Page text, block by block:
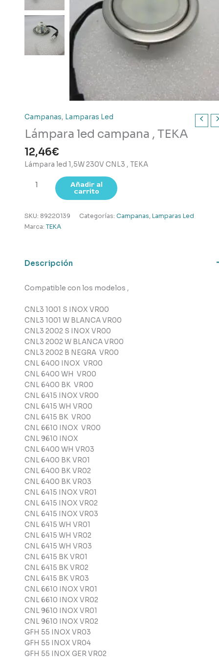
Campanas, Lamparas Led
Lámpara led campana , TEKA
12,46€
Lámpara led 1,5W 230V CNL3 , TEKA
Lámpara
,
TEKA
Añadir al
carrito
SKU: 89220139 Categorías: Campanas, Lamparas Led
Marca: TEKA
Descripción
Compatible con los modelos ,
CNL3 1001 S INOX VR00
CNL3 1001 W BLANCA VR00
CNL3 2002 S INOX VR00
CNL3 2002 W BLANCA VR00
CNL3 2002 B NEGRA VR00
CNL 6400 INOX VR00
CNL 6400 WH VR00
CNL 6400 BK VR00
CNL 6415 INOX VR00
CNL 6415 WH VR00
CNL 6415 BK VR00
CNL 6610 INOX VR00
CNL 9610 INOX
CNL 6400 WH VR03
CNL 6400 BK VR01
CNL 6400 BK VR02
CNL 6400 BK VR03
CNL 6415 INOX VR01
CNL 6415 INOX VR02
CNL 6415 INOX VR03
CNL 6415 WH VR01
CNL 6415 WH VR02
CNL 6415 WH VR03
CNL 6415 BK VR01
CNL 6415 BK VR02
CNL 6415 BK VR03
CNL 6610 INOX VR01
CNL 6610 INOX VR02
CNL 9610 INOX VR01
CNL 9610 INOX VR02
GFH 55 INOX VR03
GFH 55 INOX VR04
GFH 55 INOX GER VR02